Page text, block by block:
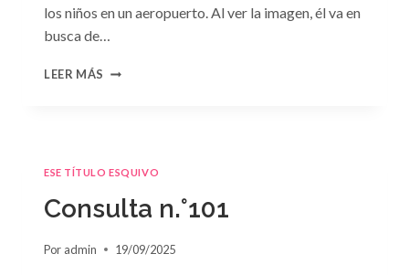
los niños en un aeropuerto. Al ver la imagen, él va en
busca de…
LEER MÁS CONSULTA
LA
PASIÓN»
DE
JORDAN
ESE TÍTULO ESQUIVO
Consulta n.°101
Por admin 19/09/2025